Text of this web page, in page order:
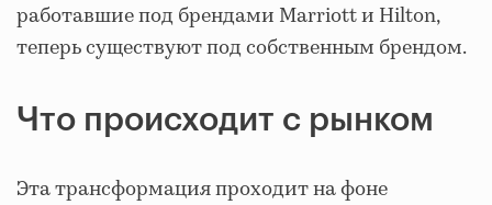
работавшие под брендами Marriott и Hilton,
теперь существуют под собственным брендом.
Что происходит с рынком
Эта трансформация проходит на фоне